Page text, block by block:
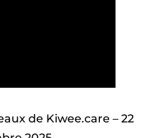
de Kiwee.care – 22